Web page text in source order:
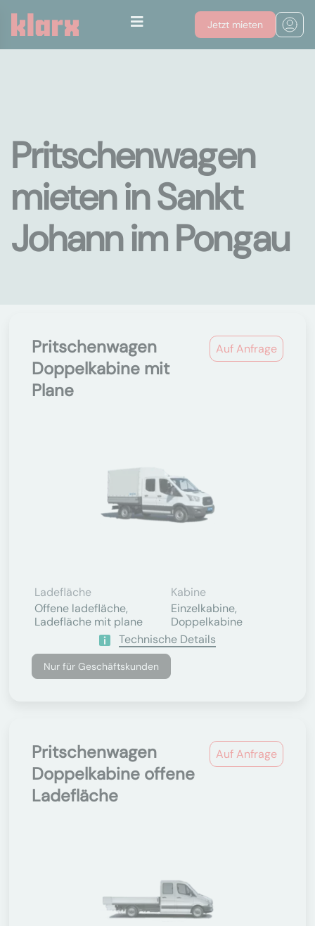
Jetzt mieten
Pritschenwagen
mieten in Sankt
Johann im Pongau
Auf Anfrage
Pritschenwagen
Doppelkabine mit
Plane
Ladefläche
Offene ladefläche,
Ladefläche mit plane
Kabine
Einzelkabine,
Doppelkabine
Technische Details
Nur für Geschäftskunden
Auf Anfrage
Pritschenwagen
Doppelkabine offene
Ladefläche